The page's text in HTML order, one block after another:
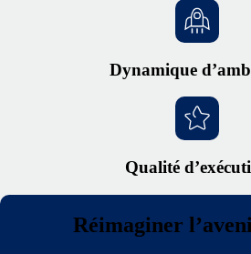
Dynamique
Qualité
Réimaginer